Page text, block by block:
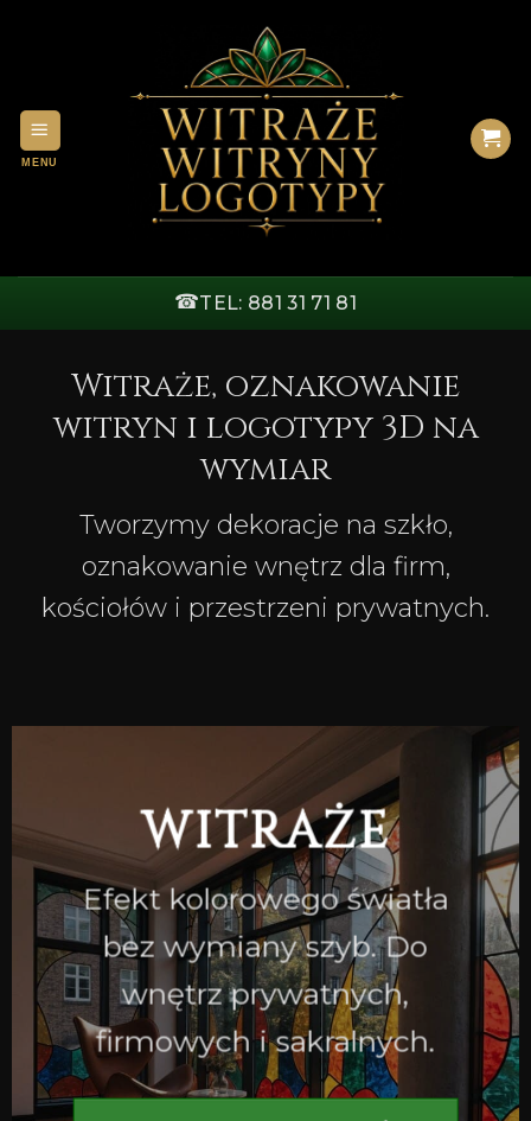
☎TEL: 881 31 71 81
Witraże, oznakowanie
witryn i logotypy 3D na
wymiar
Tworzymy dekoracje na szkło,
oznakowanie wnętrz dla firm,
kościołów i przestrzeni prywatnych.
WITRAŻE
Efekt kolorowego światła
bez wymiany szyb. Do
wnętrz prywatnych,
firmowych i sakralnych.